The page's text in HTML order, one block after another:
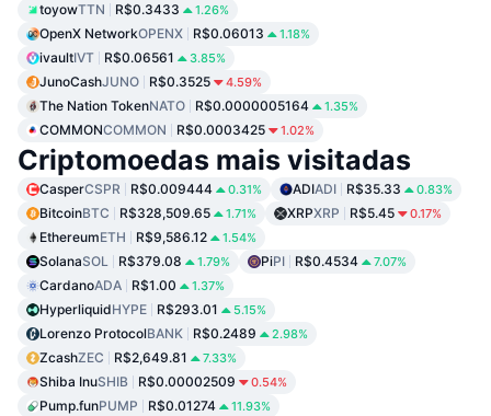
toyowTTN R$0.3433 1.26%
OpenX NetworkOPENX R$0.06013 1.18%
ivaultIVT R$0.06561 3.85%
JunoCashJUNO R$0.3525 4.59%
The Nation TokenNATO R$0.0000005164 1.35%
COMMONCOMMON R$0.0003425 1.02%
Criptomoedas mais visitadas
CasperCSPR R$0.009444 0.31% ADIADI R$35.33 0.83%
BitcoinBTC R$328,509.65 1.71% XRPXRP R$5.45 0.17%
EthereumETH R$9,586.12 1.54%
SolanaSOL R$379.08 1.79% PiPI R$0.4534 7.07%
CardanoADA R$1.00 1.37%
HyperliquidHYPE R$293.01 5.15%
Lorenzo ProtocolBANK R$0.2489 2.98%
ZcashZEC R$2,649.81 7.33%
Shiba InuSHIB R$0.00002509 0.54%
Pump.funPUMP R$0.01274 11.93%